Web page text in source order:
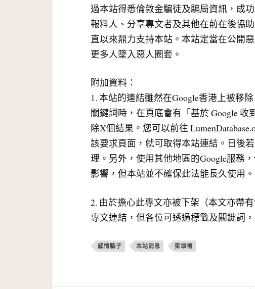
過本站得悉倫敦金騙徒及騙局資訊，成
報料人、分享專文者及其他在前在後協
直以來鼎力支持本站。本站定當在公開
更多人墜入惡人圈套。
附加資料：
1. 本站的連結雖然在Google香港上被移
關鍵詞時，在頁底會有「基於 Google
除X個結果。您可以前往
該要求頁面，就可取得本站連結。日後
理。另外，使用其他地區的Google服務
影響，但本站並不確保此法能長久使用。
2. 由於擔心此專文亦被下架（本文亦帶
專文連結，但各位可透過標籤及關鍵詞
感情騙子 本站消息 梁頌禮